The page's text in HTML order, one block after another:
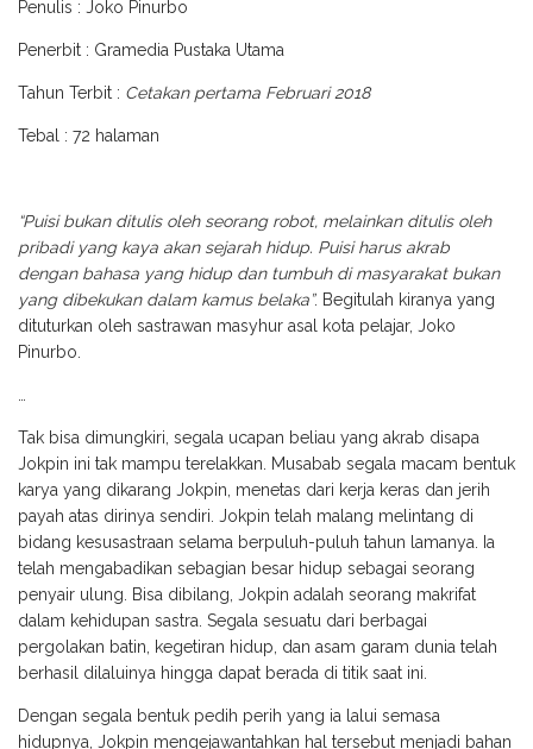
Penulis : Joko Pinurbo
Penerbit : Gramedia Pustaka Utama
Tahun Terbit : Cetakan pertama Februari 2018
Tebal : 72 halaman
“Puisi bukan ditulis oleh seorang robot, melainkan ditulis oleh
pribadi yang kaya akan sejarah hidup. Puisi harus akrab
dengan bahasa yang hidup dan tumbuh di masyarakat bukan
yang dibekukan dalam kamus belaka”. Begitulah kiranya yang
dituturkan oleh sastrawan masyhur asal kota pelajar, Joko
Pinurbo.
Tak bisa dimungkiri, segala ucapan beliau yang akrab disapa
Jokpin ini tak mampu terelakkan. Musabab segala macam bentuk
karya yang dikarang Jokpin, menetas dari kerja keras dan jerih
payah atas dirinya sendiri. Jokpin telah malang melintang di
bidang kesusastraan selama berpuluh-puluh tahun lamanya. Ia
telah mengabadikan sebagian besar hidup sebagai seorang
penyair ulung. Bisa dibilang, Jokpin adalah seorang makrifat
dalam kehidupan sastra. Segala sesuatu dari berbagai
pergolakan batin, kegetiran hidup, dan asam garam dunia telah
berhasil dilaluinya hingga dapat berada di titik saat ini.
Dengan segala bentuk pedih perih yang ia lalui semasa
hidupnya, Jokpin mengejawantahkan hal tersebut menjadi bahan